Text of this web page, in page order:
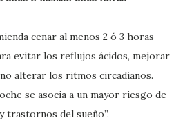
cenar al menos 2 ó 3 horas
evitar los reflujos ácidos, mejorar
alterar los ritmos circadianos.
se asocia a un mayor riesgo de
trastornos del sueño”.